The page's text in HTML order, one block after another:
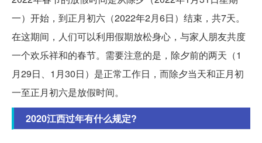
一）开始，到正月初六（2022年2月6日）结束，共7天。
在这期间，人们可以利用假期放松身心，与家人朋友共度
一个欢乐祥和的春节。需要注意的是，除夕前的两天（1
月29日、1月30日）是正常工作日，而除夕当天和正月初
一至正月初六是放假时间。
2020江西过年有什么规定?